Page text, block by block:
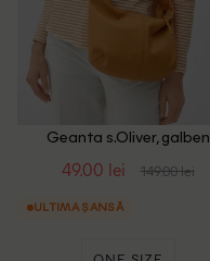
Geanta s.Oliver, galben
49.00 lei 149.00 lei
ULTIMA ȘANSĂ